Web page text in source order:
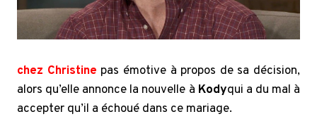
chez Christine pas émotive à propos de sa décision,
alors qu’elle annonce la nouvelle à Kodyqui a du mal à
accepter qu’il a échoué dans ce mariage.